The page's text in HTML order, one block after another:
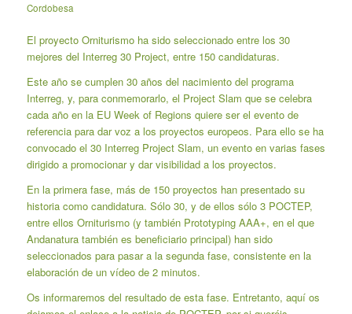
Cordobesa
El proyecto Orniturismo ha sido seleccionado entre los 30
mejores del Interreg 30 Project, entre 150 candidaturas.
Este año se cumplen 30 años del nacimiento del programa
Interreg, y, para conmemorarlo, el Project Slam que se celebra
cada año en la EU Week of Regions quiere ser el evento de
referencia para dar voz a los proyectos europeos. Para ello se ha
convocado el 30 Interreg Project Slam, un evento en varias fases
dirigido a promocionar y dar visibilidad a los proyectos.
En la primera fase, más de 150 proyectos han presentado su
historia como candidatura. Sólo 30, y de ellos sólo 3 POCTEP,
entre ellos Orniturismo (y también Prototyping AAA+, en el que
Andanatura también es beneficiario principal) han sido
seleccionados para pasar a la segunda fase, consistente en la
elaboración de un vídeo de 2 minutos.
Os informaremos del resultado de esta fase. Entretanto, aquí os